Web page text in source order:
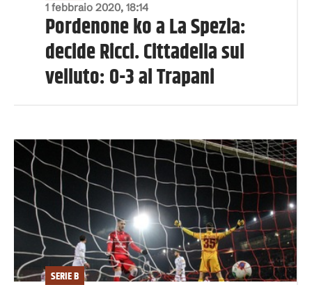
1 febbraio 2020, 18:14
Pordenone ko a La Spezia:
decide Ricci. Cittadella sul
velluto: 0-3 al Trapani
SERIE B